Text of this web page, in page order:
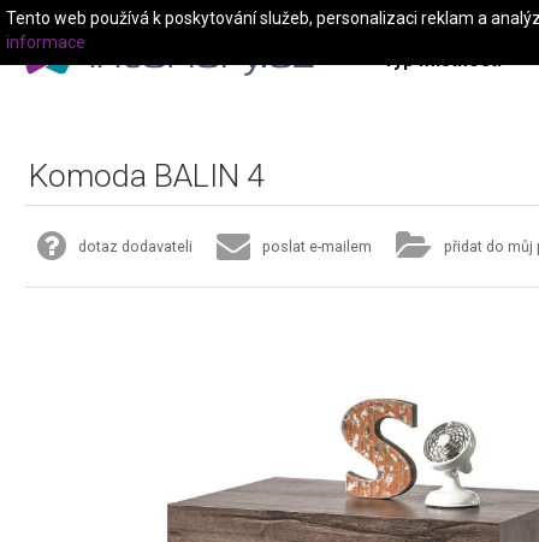
Typ místnosti
Komoda BALIN 4
dotaz dodavateli poslat e-mailem přidat do můj
Tento web používá k poskytování služeb, personalizaci reklam a
informace